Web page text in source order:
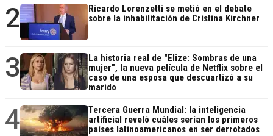
2
Ricardo Lorenzetti se metió en el debate
sobre la inhabilitación de Cristina Kirchner
3
La historia real de "Elize: Sombras de una
mujer", la nueva película de Netflix sobre el
caso de una esposa que descuartizó a su
marido
4
Tercera Guerra Mundial: la inteligencia
artificial reveló cuáles serían los primeros
países latinoamericanos en ser derrotados